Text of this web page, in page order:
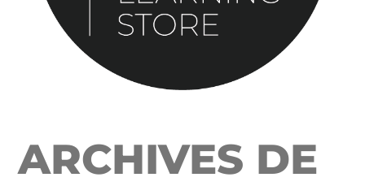
ARCHIVES DE